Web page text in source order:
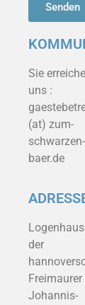
Senden
Sie
uns :
(at) zum-
schwarzen-
baer.de
Logenhaus
der
Freimaurer
Johannis-